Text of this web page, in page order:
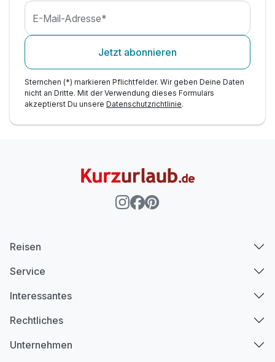
E-Mail-Adresse*
Jetzt abonnieren
Sternchen (*) markieren Pflichtfelder. Wir geben Deine Daten
nicht an Dritte. Mit der Verwendung dieses Formulars
akzeptierst Du unsere Datenschutzrichtlinie.
Reisen
Service
Interessantes
Rechtliches
Unternehmen